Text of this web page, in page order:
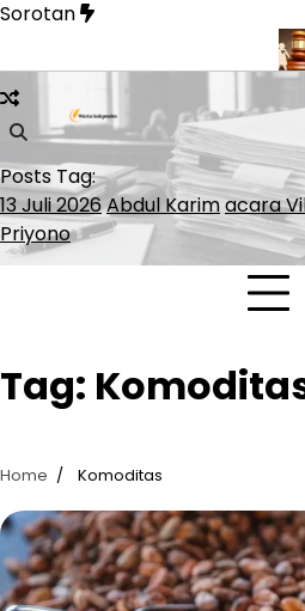
Skip
content
Sorotan
Lolos ke ATP Finals 2026
Posts Tag:
13 Juli 2026Abdul Karimacara
Priyono
Tag:
Home Komoditas